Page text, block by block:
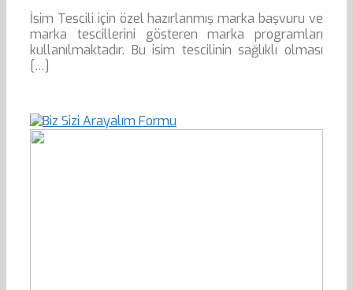
İsim Tescili için özel hazırlanmış marka başvuru ve
marka tescillerini gösteren marka programları
kullanılmaktadır. Bu isim tescilinin sağlıklı olması
[…]